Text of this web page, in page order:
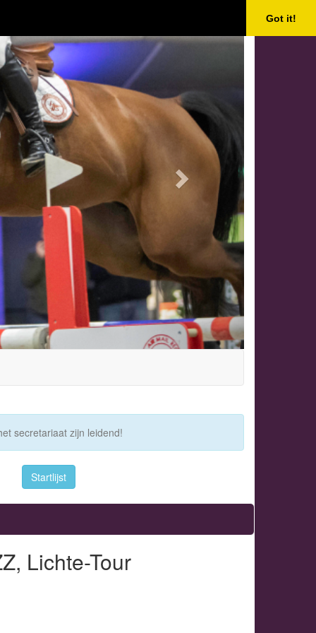
Got it!
secretariaat zijn leidend!
Startlijst
Lichte-Tour